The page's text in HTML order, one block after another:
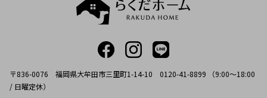
〒836-0076 福岡県大牟田市三里町1-14-10 0120-41-8899 （9:00～18:00
/ 日曜定休）